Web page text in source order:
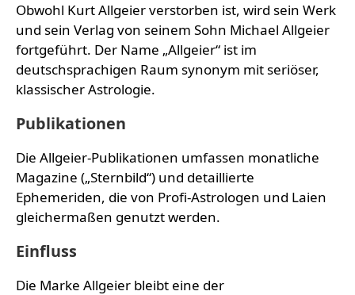
Obwohl Kurt Allgeier verstorben ist, wird sein Werk
und sein Verlag von seinem Sohn Michael Allgeier
fortgeführt. Der Name „Allgeier“ ist im
deutschsprachigen Raum synonym mit seriöser,
klassischer Astrologie.
Publikationen
Die Allgeier-Publikationen umfassen monatliche
Magazine („Sternbild“) und detaillierte
Ephemeriden, die von Profi-Astrologen und Laien
gleichermaßen genutzt werden.
Einfluss
Die Marke Allgeier bleibt eine der